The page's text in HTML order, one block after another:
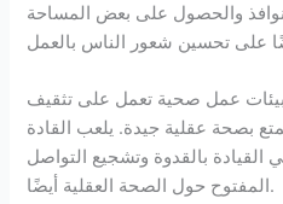
والحصول على بعض المساحة
عمل صحية تعمل على تثقيف
بصحة عقلية جيدة. يلعب القادة
القيادة بالقدوة وتشجيع التواصل
المفتوح حول الصحة العقلية أيضًا.